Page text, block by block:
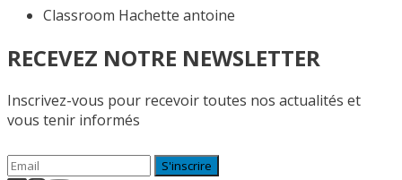
Classroom Hachette antoine
RECEVEZ NOTRE NEWSLETTER
Inscrivez-vous pour recevoir toutes nos actualités et
vous tenir informés
S'inscrire